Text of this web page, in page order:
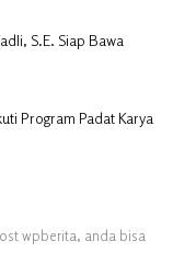
S.E. Siap Bawa
Program Padat Karya
wpberita, anda bisa